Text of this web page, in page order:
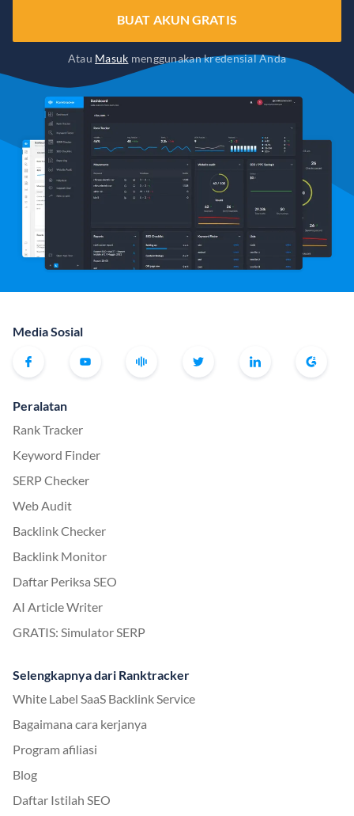
BUAT AKUN GRATIS
Atau Masuk menggunakan kredensial Anda
Media Sosial
Peralatan
Rank Tracker
Keyword Finder
SERP Checker
Web Audit
Backlink Checker
Backlink Monitor
Daftar Periksa SEO
AI Article Writer
GRATIS: Simulator SERP
Selengkapnya dari Ranktracker
White Label SaaS Backlink Service
Bagaimana cara kerjanya
Program afiliasi
Blog
Daftar Istilah SEO